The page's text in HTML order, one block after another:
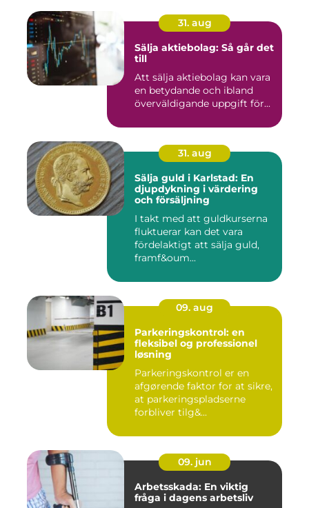
31. aug
Sälja aktiebolag: Så går det
till
Att sälja aktiebolag kan vara
en betydande och ibland
överväldigande uppgift för...
31. aug
Sälja guld i Karlstad: En
djupdykning i värdering
och försäljning
I takt med att guldkurserna
fluktuerar kan det vara
fördelaktigt att sälja guld,
framf&oum...
09. aug
Parkeringskontrol: en
fleksibel og professionel
løsning
Parkeringskontrol er en
afgørende faktor for at sikre,
at parkeringspladserne
forbliver tilg&...
09. jun
Arbetsskada: En viktig
fråga i dagens arbetsliv